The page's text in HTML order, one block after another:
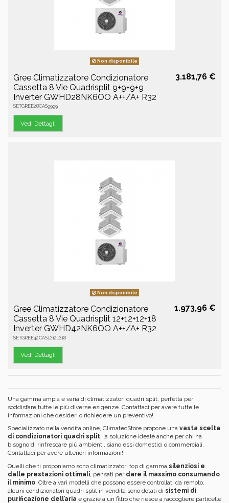
Non disponibile
Gree Climatizzatore Condizionatore
Cassetta 8 Vie Quadrisplit 9+9+9+9
Inverter GWHD28NK6OO A++/A+ R32
SETGREE28CAS9999
3.181,76 €
Vedi Dettagli
Non disponibile
Gree Climatizzatore Condizionatore
Cassetta 8 Vie Quadrisplit 12+12+12+18
Inverter GWHD42NK6OO A++/A+ R32
SETGREE42CAS12121218
1.973,96 €
Vedi Dettagli
Una gamma ampia e varia di climatizzatori quadri split, perfetta per
soddisfare tutte le più diverse esigenze. Contattaci per avere tutte le
informazioni che desideri o richiedere un preventivo!
Specializzato nella vendita online, ClimatecStore propone una vasta scelta
di condizionatori quadri split, la soluzione ideale anche per chi ha
bisogno di rinfrescare più ambienti, siano essi domestici o commerciali.
Contattaci per avere ulteriori informazioni!
Quelli che ti proponiamo sono climatizzatori top di gamma,silenziosi e
dalle prestazioni ottimali, pensati per dare il massimo consumando
il minimo. Oltre a vari modelli che possono essere controllati da remoto,
alcuni condizionatori quadri split in vendita sono dotati di sistemi di
purificazione dell’aria e grazie a un filtro che riesce a raccogliere particelle